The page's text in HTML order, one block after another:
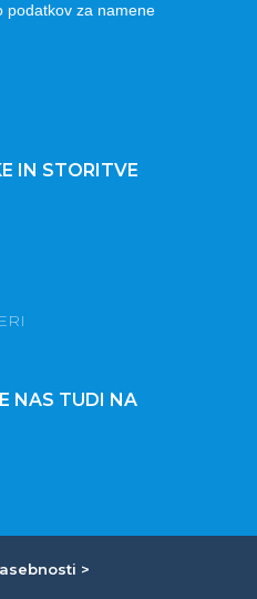
podatkov za namene
IN STORITVE
NAS TUDI NA
>